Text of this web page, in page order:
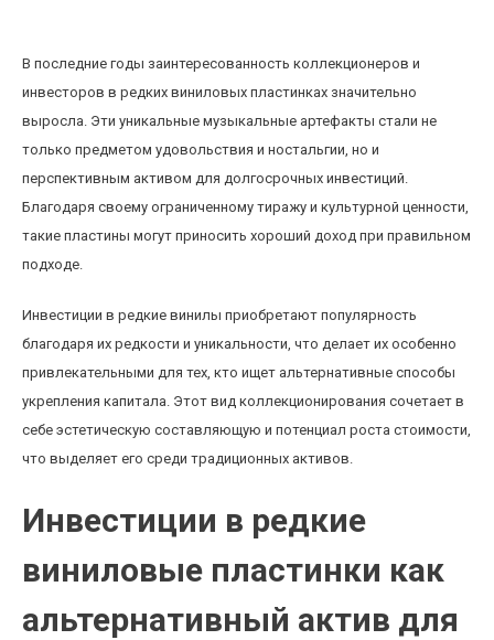
В последние годы заинтересованность коллекционеров и
инвесторов в редких виниловых пластинках значительно
выросла. Эти уникальные музыкальные артефакты стали не
только предметом удовольствия и ностальгии, но и
перспективным активом для долгосрочных инвестиций.
Благодаря своему ограниченному тиражу и культурной ценности,
такие пластины могут приносить хороший доход при правильном
подходе.
Инвестиции в редкие винилы приобретают популярность
благодаря их редкости и уникальности, что делает их особенно
привлекательными для тех, кто ищет альтернативные способы
укрепления капитала. Этот вид коллекционирования сочетает в
себе эстетическую составляющую и потенциал роста стоимости,
что выделяет его среди традиционных активов.
Инвестиции в редкие
виниловые пластинки как
альтернативный актив для